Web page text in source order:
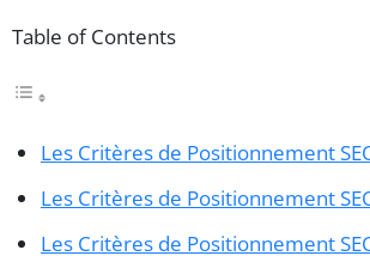
Table of Contents
Les Critères de Positionnement
Les Critères de Positionnement
Les Critères de Positionnement